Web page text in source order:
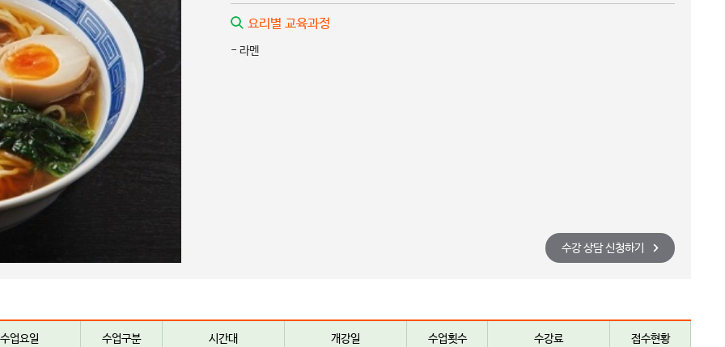
요리별 교육과정
- 라멘
수강 상담 신청하기
수업요일 수업구분 시간대 개강일 수업횟수 수강료 접수현황